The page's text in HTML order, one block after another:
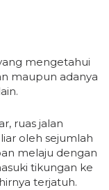
mengetahui
maupun adanya
ruas jalan
oleh sejumlah
melaju dengan
tikungan ke
terjatuh.